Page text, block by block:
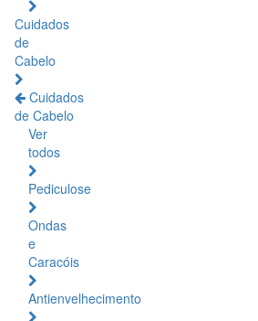
Cuidados
de
Cabelo
Cuidados
de Cabelo
Ver
todos
Pediculose
Ondas
e
Caracóis
Antienvelhecimento